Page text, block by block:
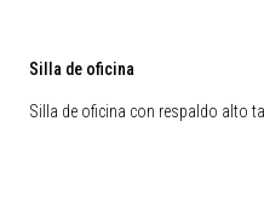
Silla de oficina
Silla de oficina con respaldo alto